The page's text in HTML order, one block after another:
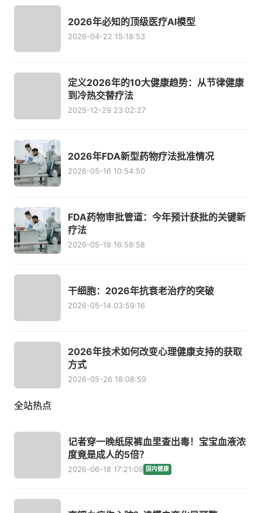
2026年必知的顶级医疗AI模型
2026-04-22 15:18:53
定义2026年的10大健康趋势：从节律健康
到冷热交替疗法
2025-12-29 23:02:27
2026年FDA新型药物疗法批准情况
2026-05-16 10:54:50
FDA药物审批管道：今年预计获批的关键新
疗法
2026-05-19 16:58:58
干细胞：2026年抗衰老治疗的突破
2026-05-14 03:59:16
2026年技术如何改变心理健康支持的获取
方式
2026-05-26 18:08:59
全站热点
记者穿一晚纸尿裤血里查出毒！宝宝血液浓
度竟是成人的5倍？
2026-06-18 17:21:09 国内健康